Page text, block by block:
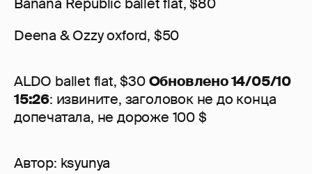
Banana Republic ballet flat, $80
Deena & Ozzy oxford, $50
ALDO ballet flat, $30Обновлено 14/05/10
15:26: извините, заголовок не до конца
допечатала, не дороже 100 $
Автор: ksyunya